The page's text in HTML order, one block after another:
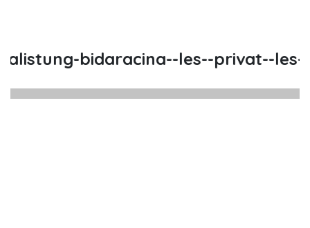
bidaracina--les--privat--les-